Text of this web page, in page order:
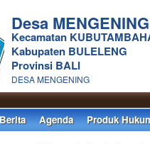
Desa MENGENING
Kecamatan
Kabupaten BULELENG
Provinsi BALI
DESA MENGENING
Agenda Produk